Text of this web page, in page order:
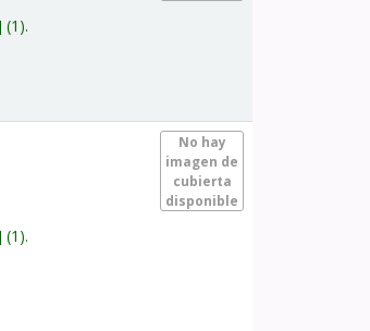
(1).
No hay
imagen de
cubierta
disponible
(1).